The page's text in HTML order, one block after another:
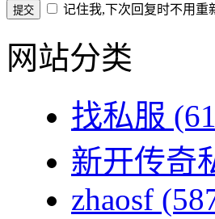
记住我,下次回复时不用重
网站分类
找私服
新开传奇
zhaosf